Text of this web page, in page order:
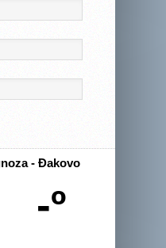
- Đakovo
-º